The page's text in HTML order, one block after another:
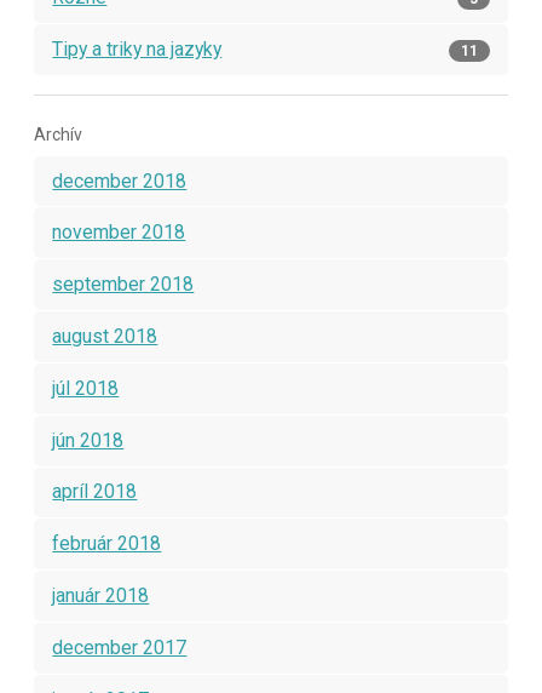
Tipy a triky na jazyky 11
Archív
december 2018
november 2018
september 2018
august 2018
júl 2018
jún 2018
apríl 2018
február 2018
január 2018
december 2017